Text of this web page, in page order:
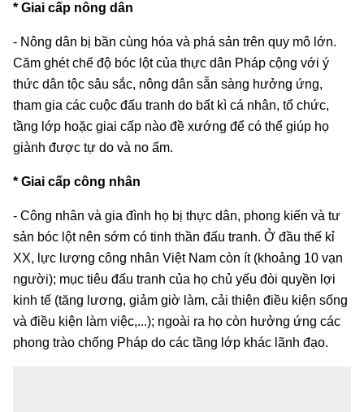
* Giai cấp nông dân
- Nông dân bị bần cùng hóa và phá sản trên quy mô lớn.
Căm ghét chế độ bóc lột của thực dân Pháp cộng với ý
thức dân tộc sâu sắc, nông dân sẵn sàng hưởng ứng,
tham gia các cuộc đấu tranh do bất kì cá nhân, tổ chức,
tầng lớp hoặc giai cấp nào đề xướng để có thể giúp họ
giành được tự do và no ấm.
* Giai cấp công nhân
- Công nhân và gia đình họ bị thực dân, phong kiến và tư
sản bóc lột nên sớm có tinh thần đấu tranh. Ở đầu thế kỉ
XX, lực lượng công nhân Việt Nam còn ít (khoảng 10 vạn
người); mục tiêu đấu tranh của họ chủ yếu đòi quyền lợi
kinh tế (tăng lương, giảm giờ làm, cải thiện điều kiện sống
và điều kiện làm việc,...); ngoài ra họ còn hưởng ứng các
phong trào chống Pháp do các tầng lớp khác lãnh đạo.